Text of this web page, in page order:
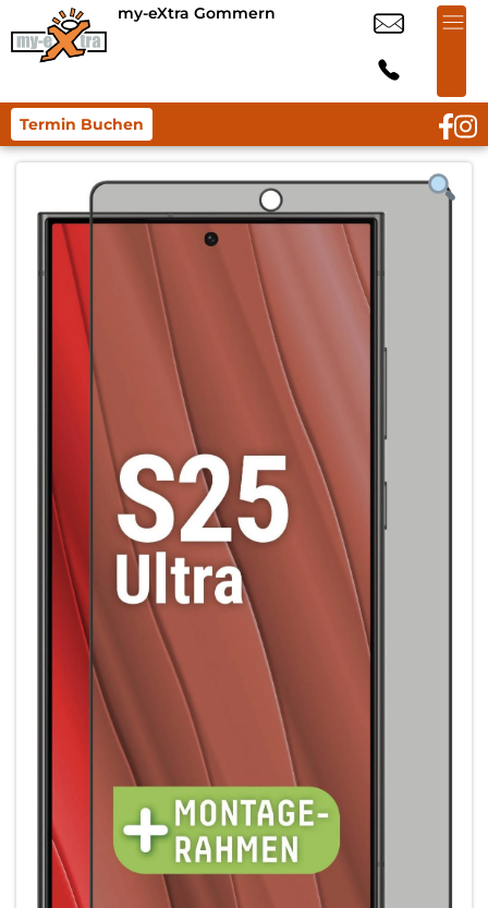
my-eXtra Gommern
Termin Buchen